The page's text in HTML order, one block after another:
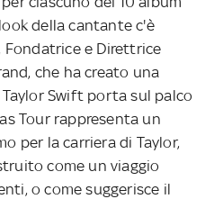
della cantante c'è
e Direttrice
che ha creato una
Swift porta sul palco
Tour rappresenta un
per la carriera di Taylor,
come un viaggio
o come suggerisce il